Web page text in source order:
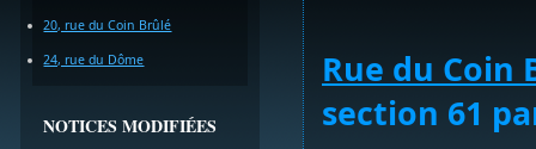
20, rue du Coin Brûlé
24, rue du Dôme
NOTICES MODIFIÉES
Rue du Coin
section 61